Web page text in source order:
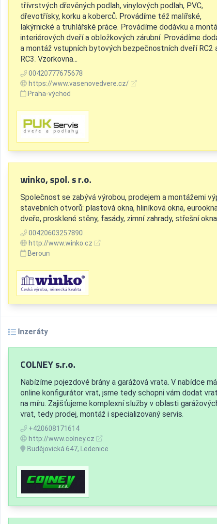
třívrstvých dřevěných podlah, vinylových podlah, PVC,
dřevotřísky, korku a koberců. Provádíme též malířské,
lakýrnické a truhlářské práce. Provádíme dodávku a
interiérových dveří a obložkových zárubní. Provádíme
a montáž vstupních bytových bezpečnostních dveří RC2
RC3. Vzorkovna...
00420777675678
https://www.vasenovedvere.cz/
Praha-východ
winko, spol. s r.o.
Společnost se zabývá výrobou, prodejem a montážemi
stavebních otvorů: plastová okna, hliníková okna,
dveře, prosklené stěny, fasády, zimní zahrady, střešní
00420603257890
http://www.winko.cz
Beroun
Inzeráty
COLNEY s.r.o.
Nabízíme pojezdové brány a garážová vrata. V nabídce
online konfigurátor vrat, jsme tedy schopni vám dodat
na míru. Zajišťujeme komplexní služby v oblasti
vrat, tedy prodej, montáž i specializovaný servis.
+420608171614
http://www.colney.cz
Budějovická 647, Ledenice